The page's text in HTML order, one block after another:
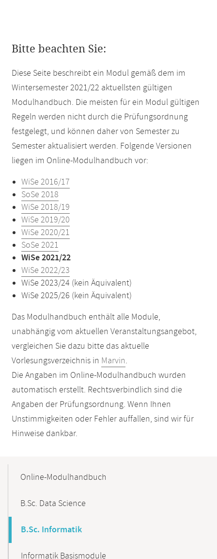
Bitte beachten Sie:
Diese Seite beschreibt ein Modul gemäß dem im
Wintersemester 2021/22 aktuellsten gültigen
Modulhandbuch. Die meisten für ein Modul gültigen
Regeln werden nicht durch die Prüfungsordnung
festgelegt, und können daher von Semester zu
Semester aktualisiert werden. Folgende Versionen
liegen im Online-Modulhandbuch vor:
WiSe 2016/17
SoSe 2018
WiSe 2018/19
WiSe 2019/20
WiSe 2020/21
SoSe 2021
WiSe 2021/22
WiSe 2022/23
WiSe 2023/24 (kein Äquivalent)
WiSe 2025/26 (kein Äquivalent)
Das Modulhandbuch enthält alle Module,
unabhängig vom aktuellen Veranstaltungsangebot,
vergleichen Sie dazu bitte das aktuelle
Vorlesungsverzeichnis in Marvin.
Die Angaben im Online-Modulhandbuch wurden
automatisch erstellt. Rechtsverbindlich sind die
Angaben der Prüfungsordnung. Wenn Ihnen
Unstimmigkeiten oder Fehler auffallen, sind wir für
Hinweise dankbar.
NavigationOnline-Modulhandbuch
B.Sc. Data Science
B.Sc. Informatik
Informatik Basismodule